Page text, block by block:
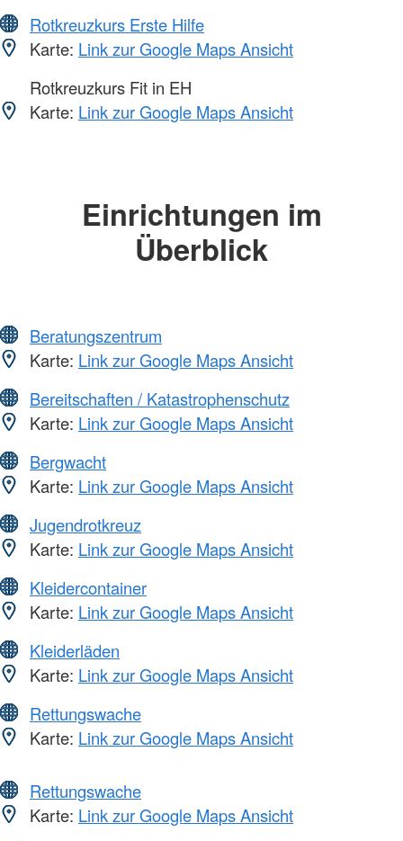
Rotkreuzkurs Erste Hilfe
Karte: Link zur Google Maps Ansicht
Rotkreuzkurs Fit in EH
Karte: Link zur Google Maps Ansicht
Einrichtungen im
Überblick
Beratungszentrum
Karte: Link zur Google Maps Ansicht
Bereitschaften / Katastrophenschutz
Karte: Link zur Google Maps Ansicht
Bergwacht
Karte: Link zur Google Maps Ansicht
Jugendrotkreuz
Karte: Link zur Google Maps Ansicht
Kleidercontainer
Karte: Link zur Google Maps Ansicht
Kleiderläden
Karte: Link zur Google Maps Ansicht
Rettungswache
Karte: Link zur Google Maps Ansicht
Rettungswache
Karte: Link zur Google Maps Ansicht